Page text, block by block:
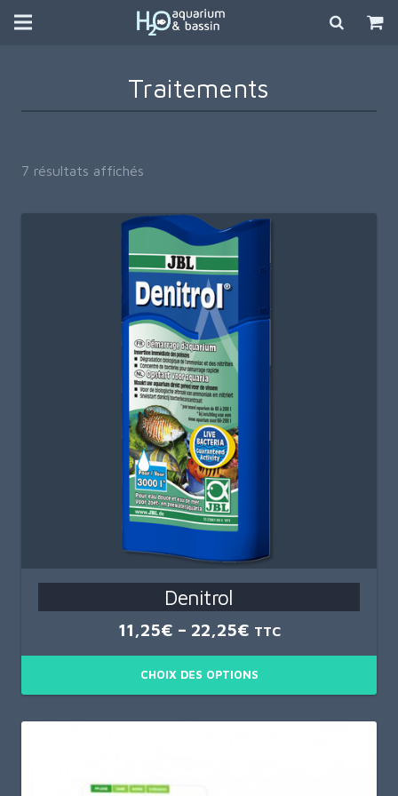
Traitements
7 résultats affichés
plus
récent
au
plus
ancien
Denitrol
11,25€ – 22,25€ TTC
CHOIX DES OPTIONS
produit